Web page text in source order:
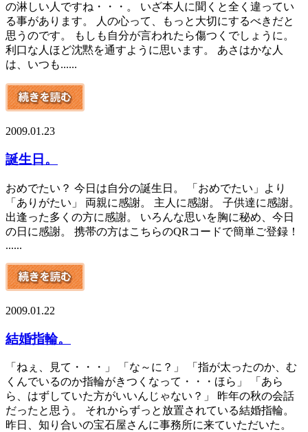
の淋しい人ですね・・・。 いざ本人に聞くと全く違ってい
る事があります。 人の心って、もっと大切にするべきだと
思うのです。 もしも自分が言われたら傷つくでしょうに。
利口な人ほど沈黙を通すように思います。 あさはかな人
は、いつも......
2009.01.23
誕生日。
おめでたい？ 今日は自分の誕生日。 「おめでたい」より
「ありがたい」 両親に感謝。 主人に感謝。 子供達に感謝。
出逢った多くの方に感謝。 いろんな思いを胸に秘め、今日
の日に感謝。 携帯の方はこちらのQRコードで簡単ご登録！
......
2009.01.22
結婚指輪。
「ねぇ、見て・・・」 「な～に？」 「指が太ったのか、む
くんでいるのか指輪がきつくなって・・・ほら」 「あら
ら、はずしていた方がいいんじゃない？」 昨年の秋の会話
だったと思う。 それからずっと放置されている結婚指輪。
昨日、知り合いの宝石屋さんに事務所に来ていただいた。